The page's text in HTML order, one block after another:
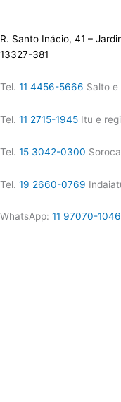
R. Santo Inácio, 41 –
13327-381
Tel. 11 4456-5666 Salto e
Tel. 11 2715-1945 Itu e
Tel. 15 3042-0300
Tel. 19 2660-0769
WhatsApp: 11 97070-1046